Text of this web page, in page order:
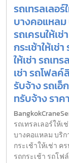
รถเทรลเลอร์
บางคอแหลม
รถเครนให้เช่
กระเช้าให้เช่
ให้เช่า รถเทร
เช่า รถโฟล
รับจ้าง รถเ
ทรับจ้าง ราค
รถเทรลเลอร์ให้เ
บางคอแหลม บริก
กระเช้าให้เช่า ค
รถกระเช้า รถโฟ